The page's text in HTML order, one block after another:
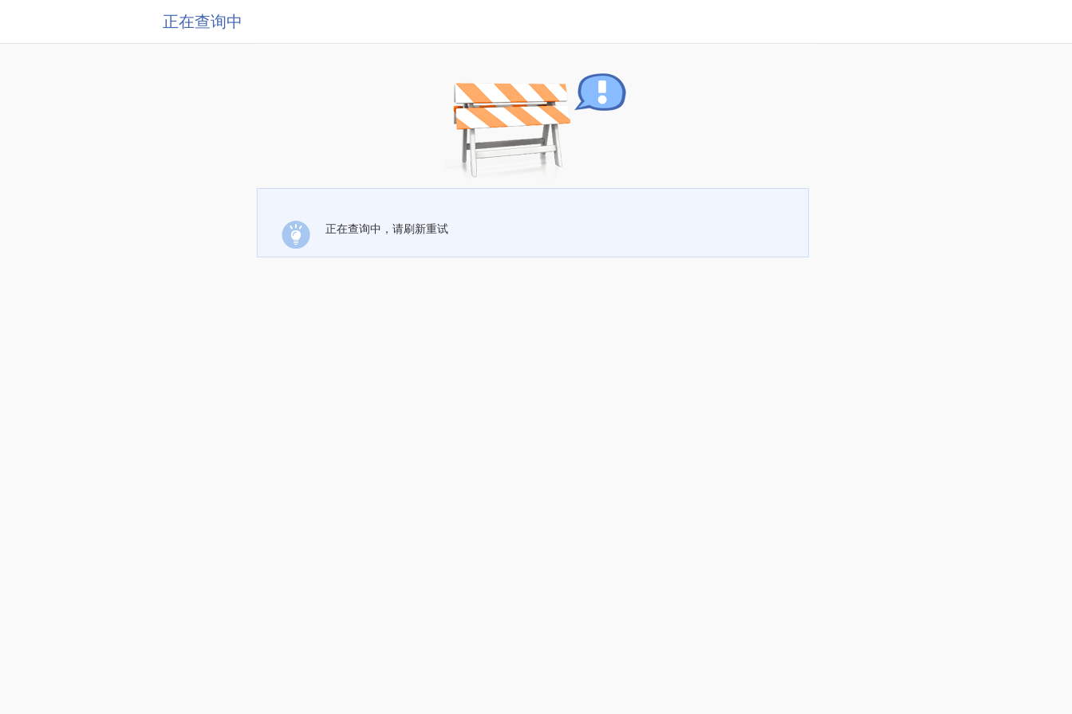
正在查询中
正在查询中，请刷新重试